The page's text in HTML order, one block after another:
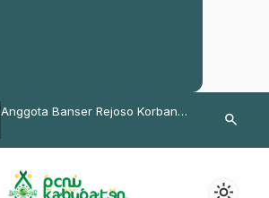
Anggota Banser Rejoso Korban
Santunan Lazisnu
Harlah ke
Berbasis
search
light_mode